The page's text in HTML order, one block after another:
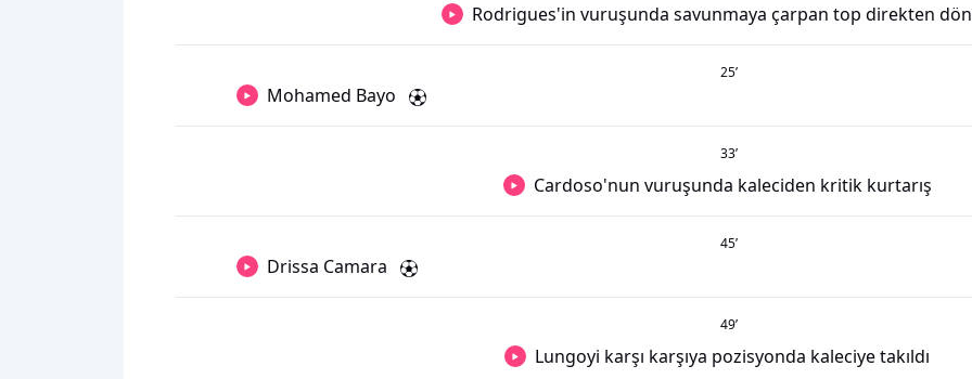
Rodrigues'in vuruşunda savunmaya çarpan top direkten
25’
Mohamed Bayo
33’
Cardoso'nun vuruşunda kaleciden kritik kurtarış
45’
Drissa Camara
49’
Lungoyi karşı karşıya pozisyonda kaleciye takıldı